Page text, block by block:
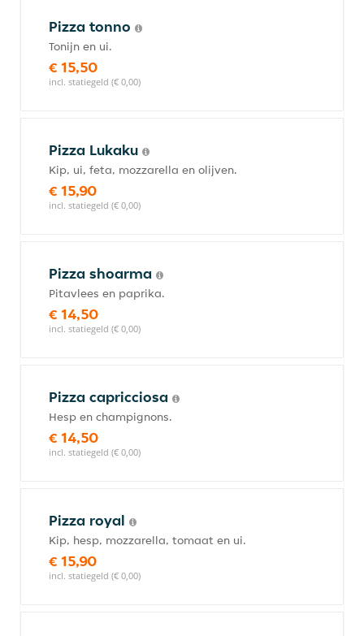
Pizza tonno
Tonijn en ui.
€ 15,50
incl. statiegeld (€ 0,00)
Pizza Lukaku
Kip, ui, feta, mozzarella en olijven.
€ 15,90
incl. statiegeld (€ 0,00)
Pizza shoarma
Pitavlees en paprika.
€ 14,50
incl. statiegeld (€ 0,00)
Pizza capricciosa
Hesp en champignons.
€ 14,50
incl. statiegeld (€ 0,00)
Pizza royal
Kip, hesp, mozzarella, tomaat en ui.
€ 15,90
incl. statiegeld (€ 0,00)